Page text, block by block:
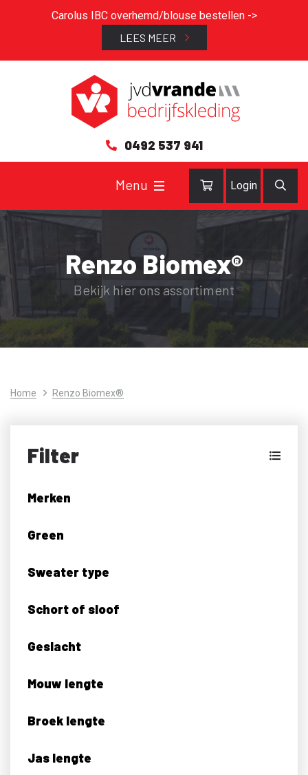
Carolus IBC overhemd/blouse bestellen ->
LEES MEER
0492 537 941
Login
Renzo Biomex®
Bekijk hier ons assortiment
Home Renzo Biomex®
Filter
Merken
Green
Sweater type
Schort of sloof
Geslacht
Mouw lengte
Broek lengte
Jas lengte